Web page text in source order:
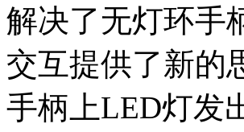
解决了无灯环手
交互提供了新的
手柄上LED灯发